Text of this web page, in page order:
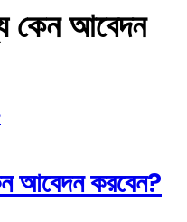
কেন আবেদন
আবেদন করবেন?